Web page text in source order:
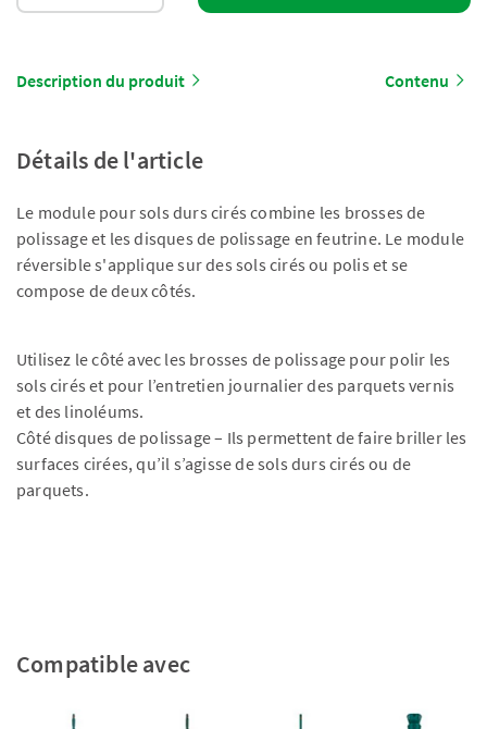
Description du produit Contenu
Détails de l'article
Le module pour sols durs cirés combine les brosses de
polissage et les disques de polissage en feutrine. Le module
réversible s'applique sur des sols cirés ou polis et se
compose de deux côtés.
Utilisez le côté avec les brosses de polissage pour polir les
sols cirés et pour l’entretien journalier des parquets vernis
et des linoléums.
Côté disques de polissage – Ils permettent de faire briller les
surfaces cirées, qu’il s’agisse de sols durs cirés ou de
parquets.
Compatible avec